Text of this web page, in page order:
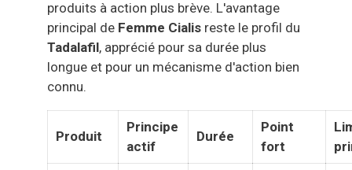
produits à action plus brève. L'avantage
principal de Femme Cialis reste le profil du
Tadalafil, apprécié pour sa durée plus
longue et pour un mécanisme d'action bien
connu.
Produit
Principe
actif
Durée
Point
fort